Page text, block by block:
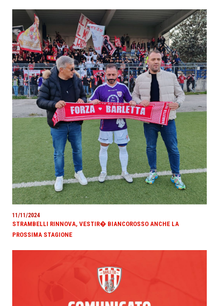
11/11/2024
STRAMBELLI RINNOVA, VESTIR� BIANCOROSSO ANCHE LA
PROSSIMA STAGIONE